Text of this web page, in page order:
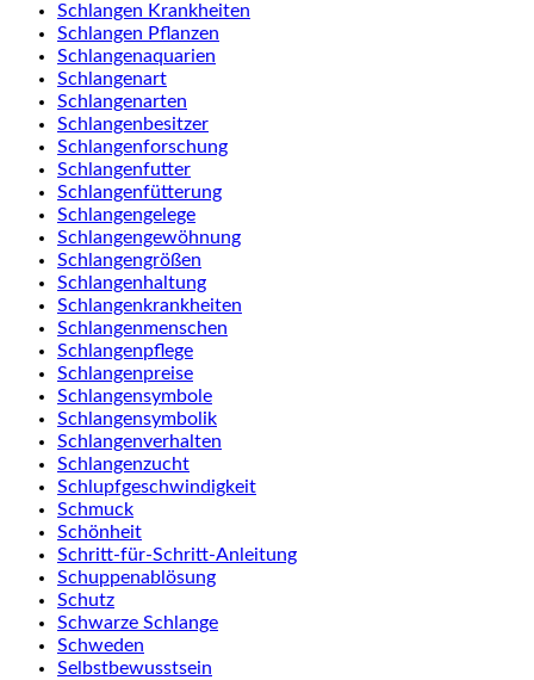
Schlangen Krankheiten
Schlangen Pflanzen
Schlangenaquarien
Schlangenart
Schlangenarten
Schlangenbesitzer
Schlangenforschung
Schlangenfutter
Schlangenfütterung
Schlangengelege
Schlangengewöhnung
Schlangengrößen
Schlangenhaltung
Schlangenkrankheiten
Schlangenmenschen
Schlangenpflege
Schlangenpreise
Schlangensymbole
Schlangensymbolik
Schlangenverhalten
Schlangenzucht
Schlupfgeschwindigkeit
Schmuck
Schönheit
Schritt-für-Schritt-Anleitung
Schuppenablösung
Schutz
Schwarze Schlange
Schweden
Selbstbewusstsein